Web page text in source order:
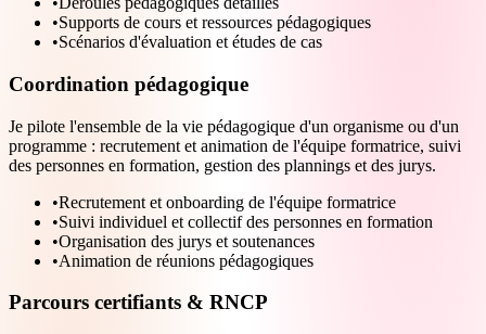
•Supports de cours et ressources pédagogiques
•Scénarios d'évaluation et études de cas
Coordination pédagogique
Je pilote l'ensemble de la vie pédagogique d'un organisme ou d'un
programme : recrutement et animation de l'équipe formatrice, suivi
des personnes en formation, gestion des plannings et des jurys.
•Recrutement et onboarding de l'équipe formatrice
•Suivi individuel et collectif des personnes en formation
•Organisation des jurys et soutenances
•Animation de réunions pédagogiques
Parcours certifiants & RNCP